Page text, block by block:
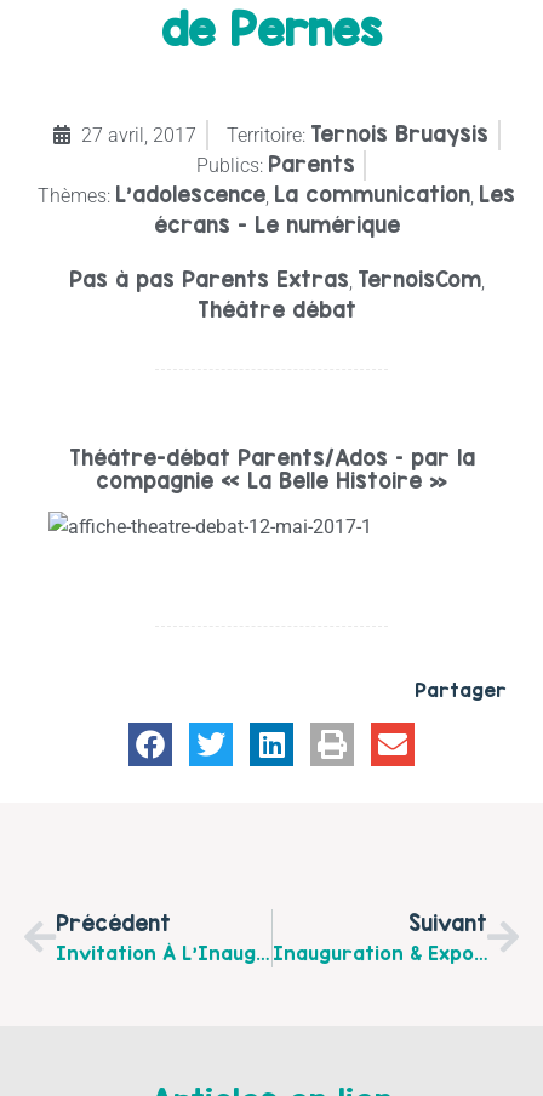
de Pernes
27 avril, 2017 Territoire: Ternois Bruaysis
Publics: Parents
Thèmes: L’adolescence La communication Les
écrans - Le numérique
Pas à pas Parents Extras TernoisCom,
Théâtre débat
Théâtre-débat Parents/Ados – par la
compagnie « La Belle Histoire »
Partager
Précédent
Invitation À L’Inauguration Du Nouveau Programme 2017 « Pas À Pas, Parents Extras ! » Mardi 25 Avril À 18h À St Pol/Ternoise, Par La Communauté De Communes Du Ternois
Suivant
Inauguration & Exposition « Egalité Homme/femme, À Vous D’en Parler » Du 20 Au 22 Mai 2017 À Bruay La Buissière, Proposée Par Le Club De Prévention « La Vie Active »